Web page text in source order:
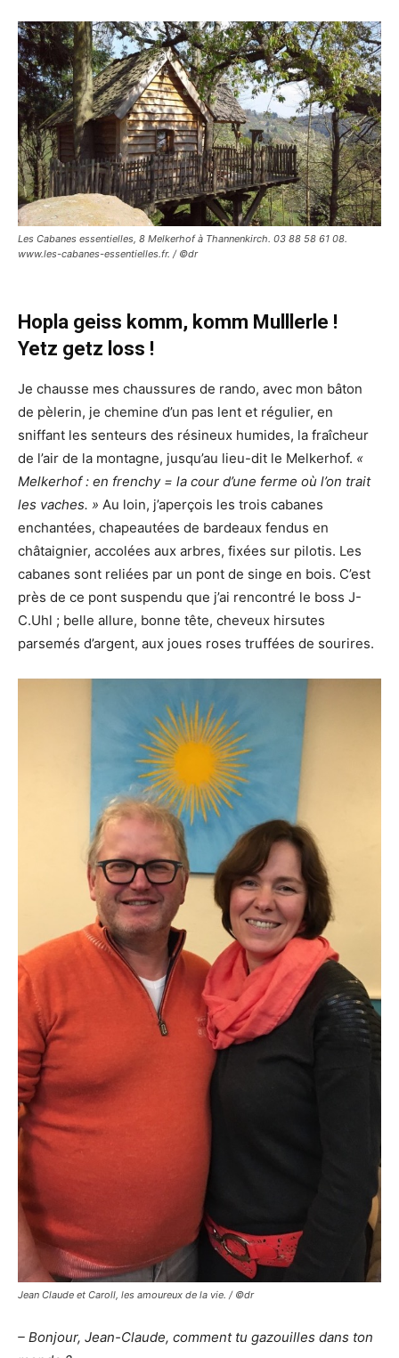
Les Cabanes essentielles, 8 Melkerhof à Thannenkirch. 03 88 58 61 08.
www.les-cabanes-essentielles.fr. / ©dr
Hopla geiss komm, komm Mulllerle !
Yetz getz loss !
Je chausse mes chaussures de rando, avec mon bâton
de pèlerin, je chemine d’un pas lent et régulier, en
sniffant les senteurs des résineux humides, la fraîcheur
de l’air de la montagne, jusqu’au lieu-dit le Melkerhof. «
Melkerhof : en frenchy = la cour d’une ferme où l’on trait
les vaches. » Au loin, j’aperçois les trois cabanes
enchantées, chapeautées de bardeaux fendus en
châtaignier, accolées aux arbres, fixées sur pilotis. Les
cabanes sont reliées par un pont de singe en bois. C’est
près de ce pont suspendu que j’ai rencontré le boss J-
C.Uhl ; belle allure, bonne tête, cheveux hirsutes
parsemés d’argent, aux joues roses truffées de sourires.
Jean Claude et Caroll, les amoureux de la vie. / ©dr
– Bonjour, Jean-Claude, comment tu gazouilles dans ton